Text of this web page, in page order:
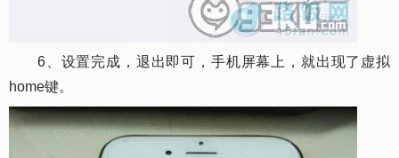
6、设置完成，退出即可，手机屏幕上，就出现了虚拟
home键。